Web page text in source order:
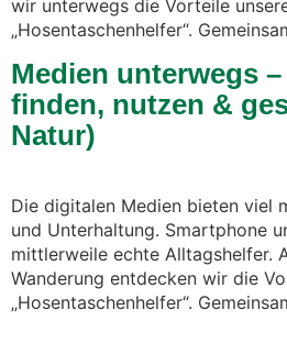
wir unterwegs die Vorteile
„Hosentaschenhelfer“.
Medien unterwegs
finden, nutzen &
Natur)
Die digitalen Medien bieten viel
und Unterhaltung. Smartphone
mittlerweile echte Alltagshelfer.
Wanderung entdecken wir die
„Hosentaschenhelfer“.